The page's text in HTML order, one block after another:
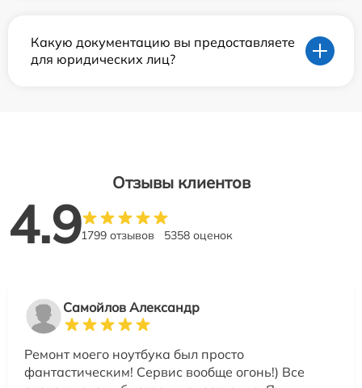
Какую документацию вы предоставляете
для юридических лиц?
Отзывы клиентов
4.91799 отзывов 5358 оценок
Самойлов Александр
Ремонт моего ноутбука был просто
фантастическим! Сервис вообще огонь!) Все